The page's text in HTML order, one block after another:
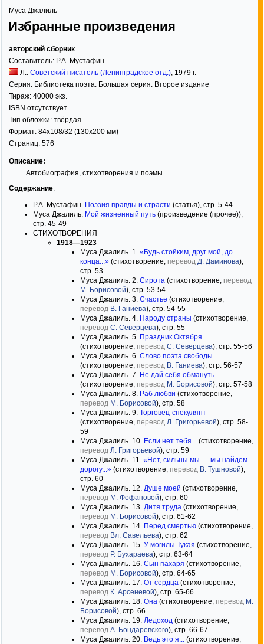
Муса Джалиль
Избранные произведения
авторский сборник
Составитель: Р.А. Мустафин
Л.: Советский писатель (Ленинградское отд.), 1979 г.
Серия: Библиотека поэта. Большая серия. Второе издание
Тираж: 40000 экз.
ISBN отсутствует
Тип обложки: твёрдая
Формат: 84x108/32 (130x200 мм)
Страниц: 576
Описание:
Автобиография, стихотворения и поэмы.
Содержание:
Р.А. Мустафин. Поэзия правды и страсти (статья), стр. 5-44
Муса Джалиль. Мой жизненный путь (произведение (прочее)),
стр. 45-49
СТИХОТВОРЕНИЯ
1918—1923
Муса Джалиль. 1. «Будь стойким, друг мой, до
конца...» (стихотворение, перевод Д. Даминова),
стр. 53
Муса Джалиль. 2. Сирота (стихотворение, перевод
М. Борисовой), стр. 53-54
Муса Джалиль. 3. Счастье (стихотворение,
перевод В. Ганиева), стр. 54-55
Муса Джалиль. 4. Народу страны (стихотворение,
перевод С. Северцева), стр. 55
Муса Джалиль. 5. Праздник Октября
(стихотворение, перевод С. Северцева), стр. 55-56
Муса Джалиль. 6. Слово поэта свободы
(стихотворение, перевод В. Ганиева), стр. 56-57
Муса Джалиль. 7. Не дай себя обмануть
(стихотворение, перевод М. Борисовой), стр. 57-58
Муса Джалиль. 8. Раб любви (стихотворение,
перевод М. Борисовой), стр. 58
Муса Джалиль. 9. Торговец-спекулянт
(стихотворение, перевод Л. Григорьевой), стр. 58-
59
Муса Джалиль. 10. Если нет тебя... (стихотворение,
перевод Л. Григорьевой), стр. 59
Муса Джалиль. 11. «Нет, сильны мы — мы найдем
дорогу...» (стихотворение, перевод В. Тушновой),
стр. 60
Муса Джалиль. 12. Душе моей (стихотворение,
перевод М. Фофановой), стр. 60
Муса Джалиль. 13. Дитя труда (стихотворение,
перевод М. Борисовой), стр. 61-62
Муса Джалиль. 14. Перед смертью (стихотворение,
перевод Вл. Савельева), стр. 62
Муса Джалиль. 15. У могилы Тукая (стихотворение,
перевод Р. Бухараева), стр. 63-64
Муса Джалиль. 16. Сын пахаря (стихотворение,
перевод М. Борисовой), стр. 64-65
Муса Джалиль. 17. От сердца (стихотворение,
перевод К. Арсеневой), стр. 65-66
Муса Джалиль. 18. Она (стихотворение, перевод М.
Борисовой), стр. 66
Муса Джалиль. 19. Ледоход (стихотворение,
перевод А. Бондаревского), стр. 66-67
Муса Джалиль. 20. Ведь это я... (стихотворение,